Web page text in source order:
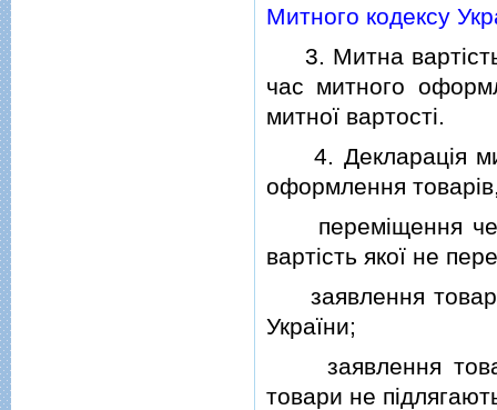
Митного кодексу
3. Митна вартiсть
час митного
митної вартостi.
4. Декларацiя
оформлення
перемiщення
вартiсть якої не
заявлення
України;
заявлення
товари не